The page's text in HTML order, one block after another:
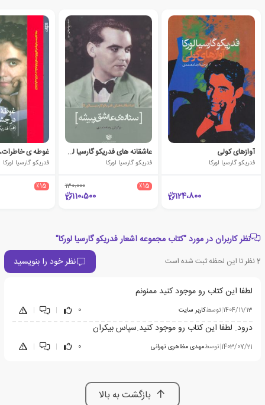
آوازهای کولی
فدریکو گارسیا لورکا
124،800
عاشقانه های فدریکو گارسیا لورکا
فدریکو گارسیا لورکا
٪15 130،000
110،500
فدریکو گارسیا لورکا
٪15
نظر کاربران در مورد "کتاب مجموعه اشعار فدریکو گارسیا لورکا"
2نظر تا این لحظه ثبت شده است نظر خود را بنویسید
لطفا این کتاب رو موجود کنید ممنونم
1404/11/13
|توسطکاربر سایت 0
|
|
درود. لطفا این کتاب رو موجود کنید.سپاس بیکران
1403/07/21
|توسطمهدی مظاهری تهرانی 0
|
|
بازگشت به بالا